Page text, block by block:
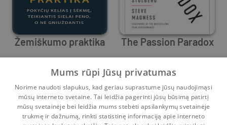
Žemiškumo praktika
Brad Stulberg
3 15
The Passion Paradox
Brad Stulberg,Steve Magness
0 0
Mums rūpi Jūsų privatumas
Norime naudoti slapukus, kad geriau suprastume jūsų naudojimąsi
mūsų interneto svetaine. Tai leidžia pagerinti jūsų būsimą patirtį
mūsų svetainėje bei leidžia mums stebėti apsilankymų svetainėje
trukmę ir dažnumą, rinkti statistinę informaciją apie interneto